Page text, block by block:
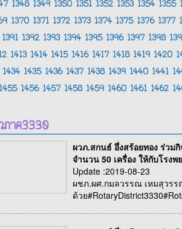
1348 1349 1350 1351 1352 1353 1354 1355
1370 1371 1372 1373 1374 1375 1376 1377
1391 1392 1393 1394 1395 1396 1397 1398
1413 1414 1415 1416 1417 1418 1419 1420
1434 1435 1436 1437 1438 1439 1440 1441
1456 1457 1458 1459 1460 1461 1462
ภาค3330
ผวภ.สกนธ์ อึ่งสร้อยทอง ร่ว
จำนวน 50 เครื่อง ให้กับโรง
Update :2019-08-23
ผชภ.ผศ.กมลวรรณ เหมสุวรร
ด้วย